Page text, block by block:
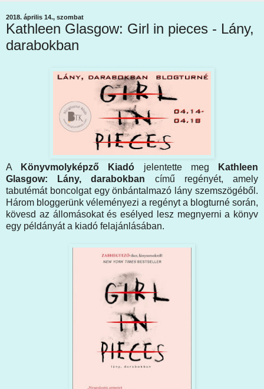
2018. április 14., szombat
Kathleen Glasgow: Girl in pieces - Lány,
darabokban
A Könyvmolyképző Kiadó jelentette meg
Kathleen
Glasgow: Lány, darabokban című regényét, amely
tabutémát boncolgat egy önbántalmazó lány szemszögéből.
Három bloggerünk véleményezi a regényt a blogturné során,
kövesd az állomásokat és esélyed lesz megnyerni a könyv
egy példányát a kiadó felajánlásában.